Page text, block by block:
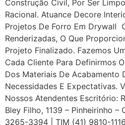
Construção Civil, Por Ser
Racional. Atuance Decore
Projetos De Forro Em Drywall
Renderizadas, O Que
Projeto Finalizado. Fazemos
Cada Cliente Para Definirmos
Dos Materiais De Acabamento
Necessidades E Expectativas.
Nossos Atendentes Escritório:
Bley Filho, 1139 – Pinheirinho –
3265-3394 | TIM (41) 9810-